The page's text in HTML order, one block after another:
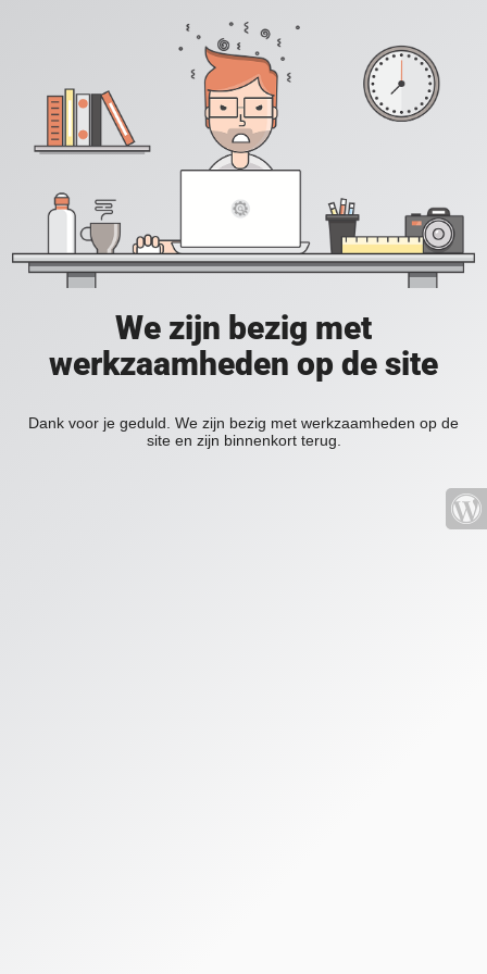
We zijn bezig met
werkzaamheden op de site
Dank voor je geduld. We zijn bezig met werkzaamheden op de
site en zijn binnenkort terug.